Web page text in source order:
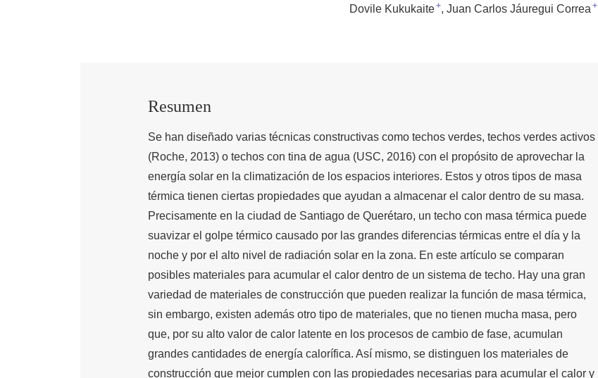
Dovile Kukukaite+ Juan Carlos Jáuregui Correa +
Resumen
Se han diseñado varias técnicas constructivas como techos verdes, techos verdes activos
(Roche, 2013) o techos con tina de agua (USC, 2016) con el propósito de aprovechar la
energía solar en la climatización de los espacios interiores. Estos y otros tipos de masa
térmica tienen ciertas propiedades que ayudan a almacenar el calor dentro de su masa.
Precisamente en la ciudad de Santiago de Querétaro, un techo con masa térmica puede
suavizar el golpe térmico causado por las grandes diferencias térmicas entre el día y la
noche y por el alto nivel de radiación solar en la zona. En este artículo se comparan
posibles materiales para acumular el calor dentro de un sistema de techo. Hay una gran
variedad de materiales de construcción que pueden realizar la función de masa térmica,
sin embargo, existen además otro tipo de materiales, que no tienen mucha masa, pero
que, por su alto valor de calor latente en los procesos de cambio de fase, acumulan
grandes cantidades de energía calorífica. Así mismo, se distinguen los materiales de
construcción que mejor cumplen con las propiedades necesarias para acumular el calor y